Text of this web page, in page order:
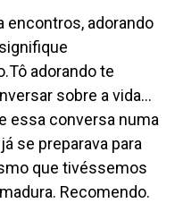
encontros, adorando
adorando te
sobre a vida…
essa conversa numa
se preparava para
que tivéssemos
Recomendo.